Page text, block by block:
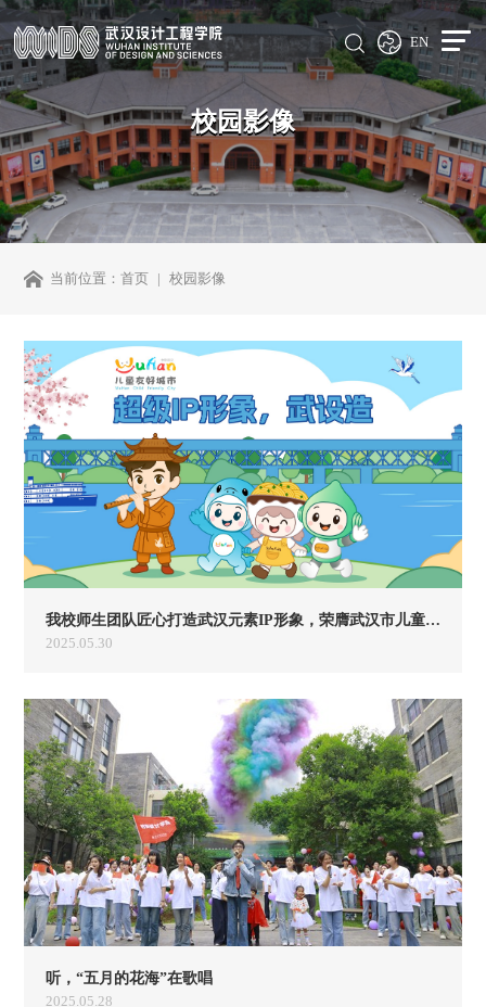
EN
校园影像
当前位置：首页 校园影像
我校师生团队匠心打造武汉元素IP形象，荣膺武汉市儿童友好城市“代言人”
2025.05.30
听，“五月的花海”在歌唱
2025.05.28